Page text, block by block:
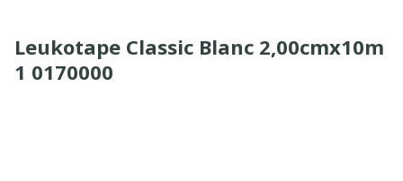
Leukotape Classic Blanc 2,00cmx10m
1 0170000